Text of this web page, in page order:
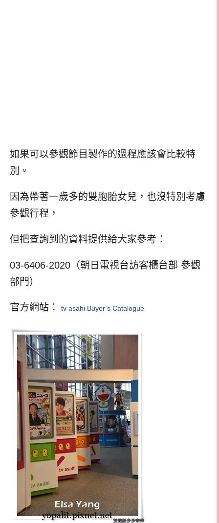
如果可以參觀節目製作的過程應該會比較特
別。
因為帶著一歲多的雙胞胎女兒，也沒特別考慮
參觀行程，
但把查詢到的資料提供給大家參考：
03-6406-2020（朝日電視台訪客櫃台部 參觀
部門）
官方網站： tv asahi Buyer’s Catalogue